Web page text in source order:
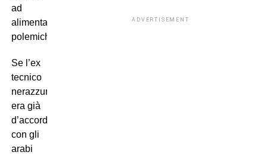
ad
alimentare
polemiche…
Se l’ex
tecnico
nerazzurro
era già
d’accordo
con gli
arabi
ADVERTISEMENT